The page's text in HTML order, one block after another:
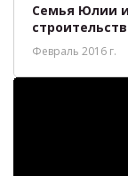
Семья Юлии
Февраль 2016 г.